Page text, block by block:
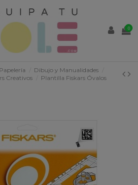
0
Dibujo y Manualidades
Creativos Plantilla Fiskars Óvalos